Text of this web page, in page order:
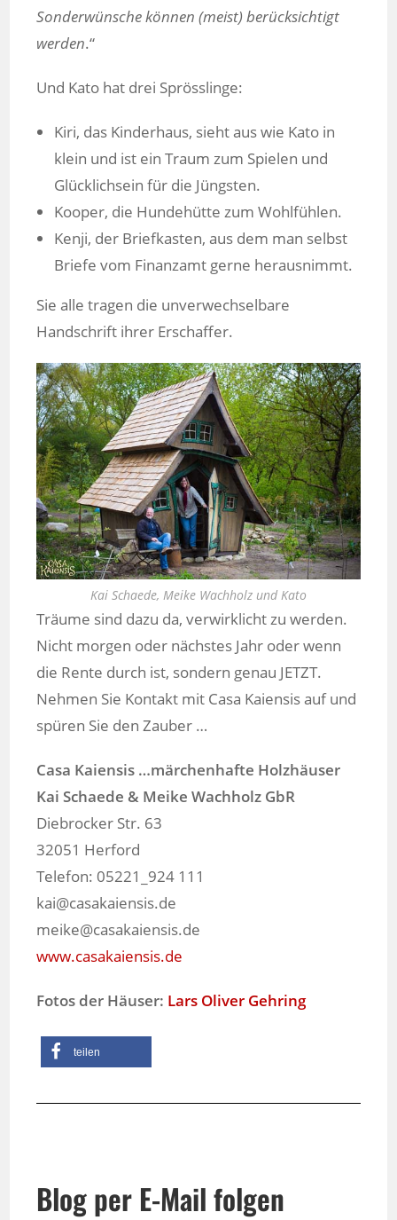
Sonderwünsche können (meist) berücksichtigt
werden.“
Und Kato hat drei Sprösslinge:
Kiri, das Kinderhaus, sieht aus wie Kato in
klein und ist ein Traum zum Spielen und
Glücklichsein für die Jüngsten.
Kooper, die Hundehütte zum Wohlfühlen.
Kenji, der Briefkasten, aus dem man selbst
Briefe vom Finanzamt gerne herausnimmt.
Sie alle tragen die unverwechselbare
Handschrift ihrer Erschaffer.
Kai Schaede, Meike Wachholz und Kato
Träume sind dazu da, verwirklicht zu werden.
Nicht morgen oder nächstes Jahr oder wenn
die Rente durch ist, sondern genau JETZT.
Nehmen Sie Kontakt mit Casa Kaiensis auf und
spüren Sie den Zauber …
Casa Kaiensis …märchenhafte Holzhäuser
Kai Schaede & Meike Wachholz GbR
Diebrocker Str. 63
32051 Herford
Telefon: 05221_924 111
kai@casakaiensis.de
meike@casakaiensis.de
www.casakaiensis.de
Fotos der Häuser: Lars Oliver Gehring
teilen
Blog per E-Mail folgen